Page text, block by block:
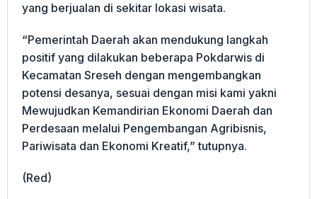
yang berjualan di sekitar lokasi wisata.
“Pemerintah Daerah akan mendukung langkah
positif yang dilakukan beberapa Pokdarwis di
Kecamatan Sreseh dengan mengembangkan
potensi desanya, sesuai dengan misi kami yakni
Mewujudkan Kemandirian Ekonomi Daerah dan
Perdesaan melalui Pengembangan Agribisnis,
Pariwisata dan Ekonomi Kreatif,” tutupnya.
(Red)